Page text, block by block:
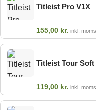
Titleist Pro V1X
155,00 kr. inkl. moms
Titleist Tour Soft
119,00 kr. inkl. moms